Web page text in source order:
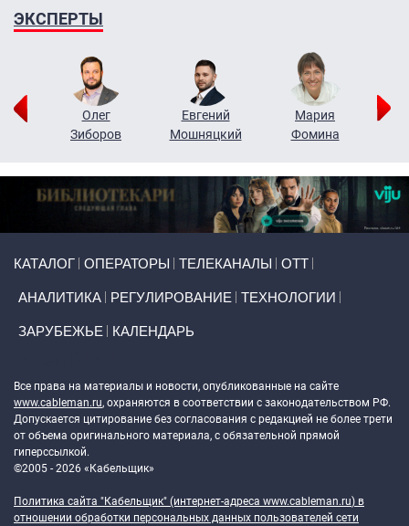
ЭКСПЕРТЫ
Олег
Зиборов
Евгений
Мошняцкий
Мария
Фомина
КАТАЛОГ ОПЕРАТОРЫ ТЕЛЕКАНАЛЫ ОТТ
АНАЛИТИКА РЕГУЛИРОВАНИЕ ТЕХНОЛОГИИ
ЗАРУБЕЖЬЕ КАЛЕНДАРЬ
Все права на материалы и новости, опубликованные на сайте
www.cableman.ru, охраняются в соответствии с законодательством РФ.
Допускается цитирование без согласования с редакцией не более трети
от объема оригинального материала, с обязательной прямой
гиперссылкой.
©2005 - 2026 «Кабельщик»
Политика сайта "Кабельщик" (интернет-адреса www.cableman.ru) в
отношении обработки персональных данных пользователей сети